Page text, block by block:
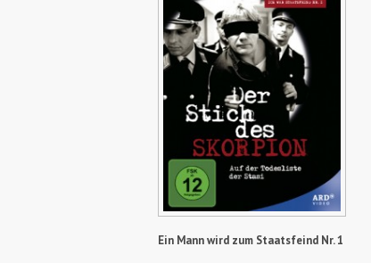
Ein Mann wird zum Staatsfeind Nr. 1